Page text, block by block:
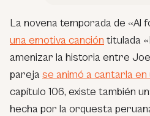
La novena temporada de «Al
una emotiva canción titulada
amenizar la historia entre
pareja se animó a cantarla
capítulo 106, existe también
hecha por la orquesta